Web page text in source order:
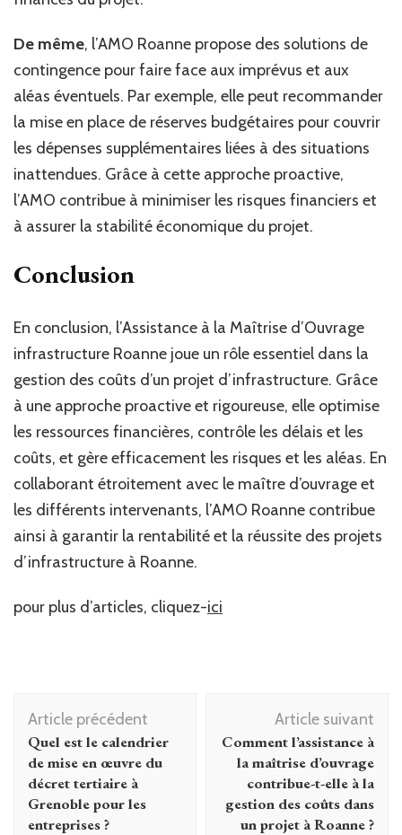
De même, l’AMO Roanne propose des solutions de
contingence pour faire face aux imprévus et aux
aléas éventuels. Par exemple, elle peut recommander
la mise en place de réserves budgétaires pour couvrir
les dépenses supplémentaires liées à des situations
inattendues. Grâce à cette approche proactive,
l’AMO contribue à minimiser les risques financiers et
à assurer la stabilité économique du projet.
Conclusion
En conclusion, l’Assistance à la Maîtrise d’Ouvrage
infrastructure Roanne joue un rôle essentiel dans la
gestion des coûts d’un projet d’infrastructure. Grâce
à une approche proactive et rigoureuse, elle optimise
les ressources financières, contrôle les délais et les
coûts, et gère efficacement les risques et les aléas. En
collaborant étroitement avec le maître d’ouvrage et
les différents intervenants, l’AMO Roanne contribue
ainsi à garantir la rentabilité et la réussite des projets
d’infrastructure à Roanne.
pour plus d’articles, cliquez-ici
Navigation
d'article
Article précédent
Quel est le calendrier
de mise en œuvre du
décret tertiaire à
Grenoble pour les
entreprises ?
Article suivant
Comment l’assistance à
la maîtrise d’ouvrage
contribue-t-elle à la
gestion des coûts dans
un projet à Roanne ?